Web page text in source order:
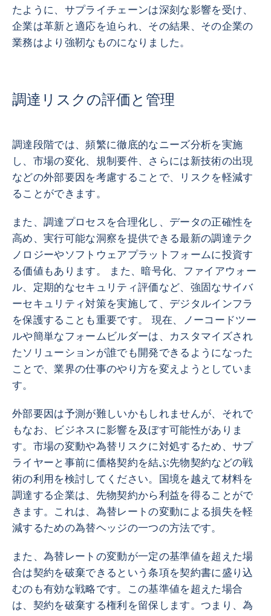
たように、サプライチェーンは深刻な影響を受け、
企業は革新と適応を迫られ、その結果、その企業の
業務はより強靭なものになりました。
調達リスクの評価と管理
調達段階では、頻繁に徹底的なニーズ分析を実施
し、市場の変化、規制要件、さらには新技術の出現
などの外部要因を考慮することで、リスクを軽減す
ることができます。
また、調達プロセスを合理化し、データの正確性を
高め、実行可能な洞察を提供できる最新の調達テク
ノロジーやソフトウェアプラットフォームに投資す
る価値もあります。 また、暗号化、ファイアウォー
ル、定期的なセキュリティ評価など、強固なサイバ
ーセキュリティ対策を実施して、デジタルインフラ
を保護することも重要です。 現在、ノーコードツー
ルや簡単なフォームビルダーは、カスタマイズされ
たソリューションが誰でも開発できるようになった
ことで、業界の仕事のやり方を変えようとしていま
す。
外部要因は予測が難しいかもしれませんが、それで
もなお、ビジネスに影響を及ぼす可能性がありま
す。市場の変動や為替リスクに対処するため、サプ
ライヤーと事前に価格契約を結ぶ先物契約などの戦
術の利用を検討してください。国境を越えて材料を
調達する企業は、先物契約から利益を得ることがで
きます。これは、為替レートの変動による損失を軽
減するための為替ヘッジの一つの方法です。
また、為替レートの変動が一定の基準値を超えた場
合は契約を破棄できるという条項を契約書に盛り込
むのも有効な戦略です。この基準値を超えた場合
は、契約を破棄する権利を留保します。つまり、為